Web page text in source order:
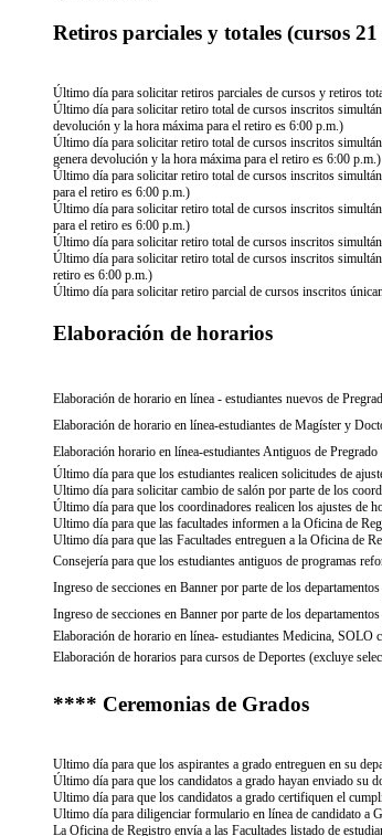
Retiros parciales y totales (cursos
Último día para solicitar retiros parciales de cursos y retiros
Último día para solicitar retiro total de cursos inscritos
devolución y la hora máxima para el retiro es 6:00 p.m.)
Último día para solicitar retiro total de cursos inscritos
genera devolución y la hora máxima para el retiro es 6:00 p.m.)
Último día para solicitar retiro total de cursos inscritos
para el retiro es 6:00 p.m.)
Último día para solicitar retiro total de cursos inscritos
para el retiro es 6:00 p.m.)
Último día para solicitar retiro total de cursos inscritos
Último día para solicitar retiro total de cursos inscritos
retiro es 6:00 p.m.)
Último día para solicitar retiro parcial de cursos inscritos
Elaboración de horarios
Elaboración de horario en línea - estudiantes nuevos de
Elaboración de horario en línea-estudiantes de Magíster y
Elaboración horario en línea-estudiantes Antiguos de Pregrado
Último día para que los estudiantes realicen solicitudes de
Ultimo día para solicitar cambio de salón por parte de los
Último día para que los coordinadores realicen los ajustes de
Ultimo día para que las facultades informen a la Oficina de
Ultimo día para que las Facultades entreguen a la Oficina de
Consejería para que los estudiantes antiguos de programas
Ingreso de secciones en Banner por parte de los
Ingreso de secciones en Banner por parte de los
Elaboración de horario en línea- estudiantes Medicina, SOLO
Elaboración de horarios para cursos de Deportes (excluye
**** Ceremonias de Grados
Ultimo día para que los aspirantes a grado entreguen en su
Último día para que los candidatos a grado hayan enviado su
Ultimo día para que los candidatos a grado certifiquen el
Ultimo día para diligenciar formulario en línea de candidato a
La Oficina de Registro envía a las Facultades listado de